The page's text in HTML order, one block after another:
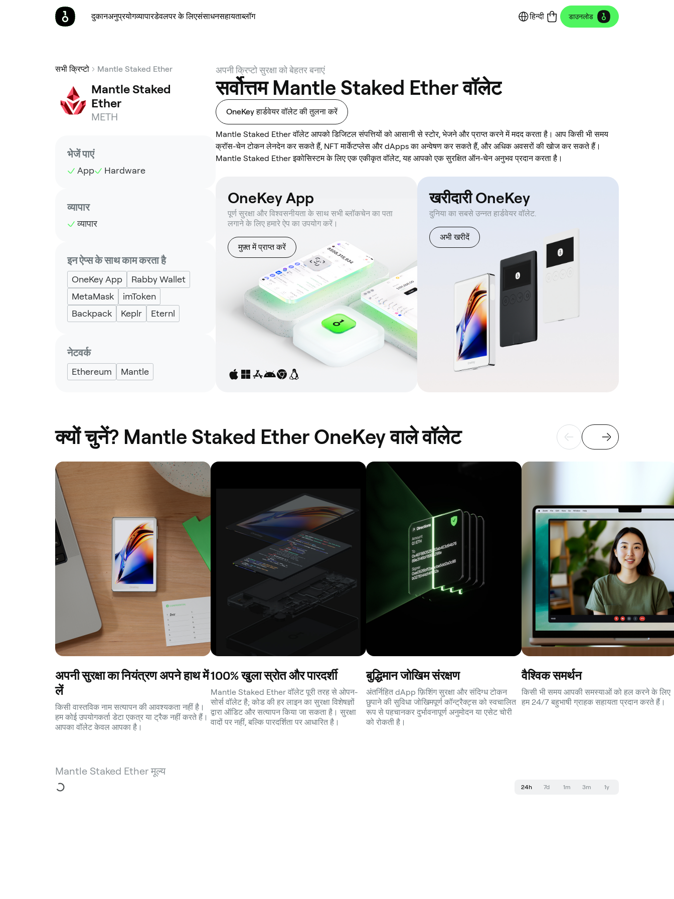
दुकानअनुप्रयोगव्यापारडेवलपर के लिएसंसाधनसहायताब्लॉग हिन्दी डाउनलोड
सभी क्रिप्टो Mantle Staked Ether
Mantle Staked
Ether
METH
भेजें पाएं
App Hardware
व्यापार
व्यापार
इन ऐप्स के साथ काम करता है
OneKey App
Rabby Wallet
MetaMask
imToken
Backpack
Keplr Eternl
नेटवर्क
Ethereum Mantle
अपनी क्रिप्टो सुरक्षा को बेहतर बनाएं
सर्वोत्तम Mantle Staked Ether वॉलेट
OneKey हार्डवेयर वॉलेट की तुलना करें
Mantle Staked Ether वॉलेट आपको डिजिटल संपत्तियों को आसानी से स्टोर, भेजने और प्राप्त करने में मदद करता है। आप किसी भी समय
क्रॉस-चेन टोकन लेनदेन कर सकते हैं, NFT मार्केटप्लेस और dApps का अन्वेषण कर सकते हैं, और अधिक अवसरों की खोज कर सकते हैं।
Mantle Staked Ether इकोसिस्टम के लिए एक एकीकृत वॉलेट, यह आपको एक सुरक्षित ऑन-चेन अनुभव प्रदान करता है।
OneKey App
पूर्ण सुरक्षा और विश्वसनीयता के साथ सभी ब्लॉकचेन का पता
लगाने के लिए हमारे ऐप का उपयोग करें।
मुफ़्त में प्राप्त करें
खरीदारी OneKey
दुनिया का सबसे उन्नत हार्डवेयर वॉलेट.
अभी खरीदें
क्यों चुनें? Mantle Staked Ether OneKey वाले वॉलेट
अपनी सुरक्षा का नियंत्रण अपने हाथ में
लें
किसी वास्तविक नाम सत्यापन की आवश्यकता नहीं है।
हम कोई उपयोगकर्ता डेटा एकत्र या ट्रैक नहीं करते हैं।
आपका वॉलेट केवल आपका है।
100% खुला स्रोत और पारदर्शी
Mantle Staked Ether वॉलेट पूरी तरह से ओपन-
सोर्स वॉलेट है; कोड की हर लाइन का सुरक्षा विशेषज्ञों
द्वारा ऑडिट और सत्यापन किया जा सकता है। सुरक्षा
वादों पर नहीं, बल्कि पारदर्शिता पर आधारित है।
बुद्धिमान जोखिम संरक्षण
अंतर्निहित dApp फ़िशिंग सुरक्षा और संदिग्ध टोकन
छुपाने की सुविधा जोखिमपूर्ण कॉन्ट्रैक्ट्स को स्वचालित
रूप से पहचानकर दुर्भावनापूर्ण अनुमोदन या एसेट चोरी
को रोकती है।
वैश्विक समर्थन
किसी भी समय आपकी समस्याओं को हल करने के लिए
हम 24/7 बहुभाषी ग्राहक सहायता प्रदान करते हैं।
Mantle Staked Ether मूल्य
24h 7d 1m 3m 1y